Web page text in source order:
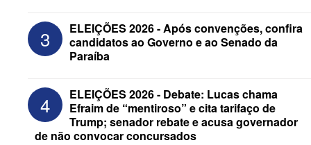
reeleição, Veneziano escolhe segundo
suplente para o Senado; saiba que é
3
ELEIÇÕES 2026 - Após convenções, confira
candidatos ao Governo e ao Senado da
Paraíba
4
ELEIÇÕES 2026 - Debate: Lucas chama
Efraim de “mentiroso” e cita tarifaço de
Trump; senador rebate e acusa governador
de não convocar concursados